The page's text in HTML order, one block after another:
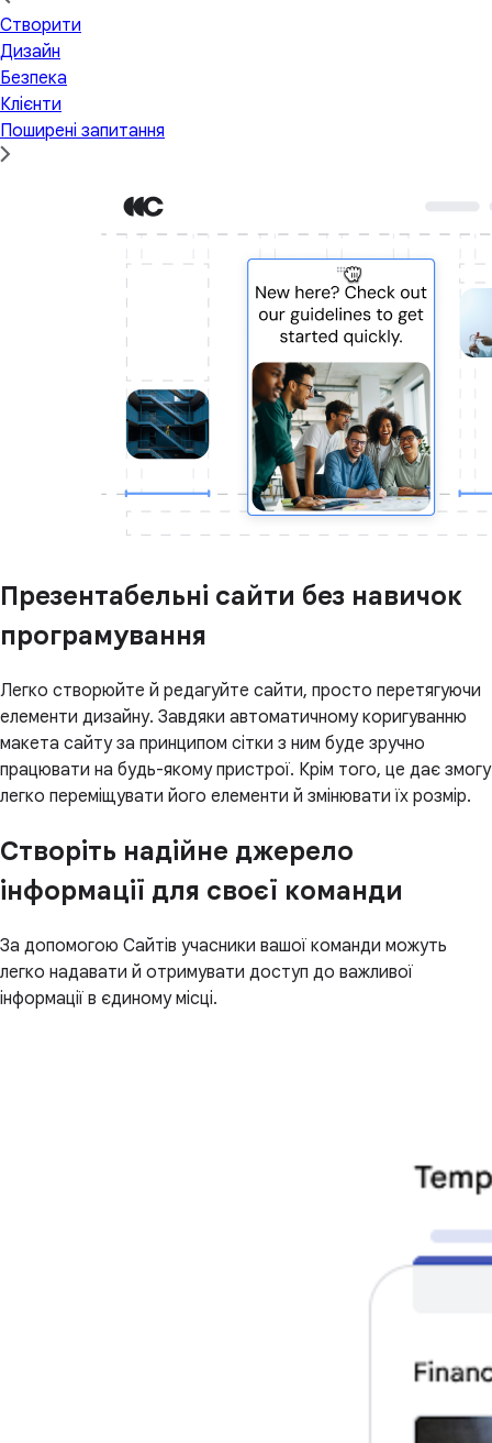
Створити
Дизайн
Безпека
Клієнти
Поширені запитання
Презентабельні сайти без навичок
програмування
Легко створюйте й редагуйте сайти, просто перетягуючи
елементи дизайну. Завдяки автоматичному коригуванню
макета сайту за принципом сітки з ним буде зручно
працювати на будь-якому пристрої. Крім того, це дає змогу
легко переміщувати його елементи й змінювати їх розмір.
Створіть надійне джерело
інформації для своєї команди
За допомогою Сайтів учасники вашої команди можуть
легко надавати й отримувати доступ до важливої
інформації в єдиному місці.